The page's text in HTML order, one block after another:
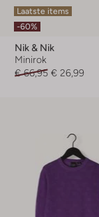
Laatste items
-60%
Nik & Nik
Minirok
€ 66,95 € 26,99